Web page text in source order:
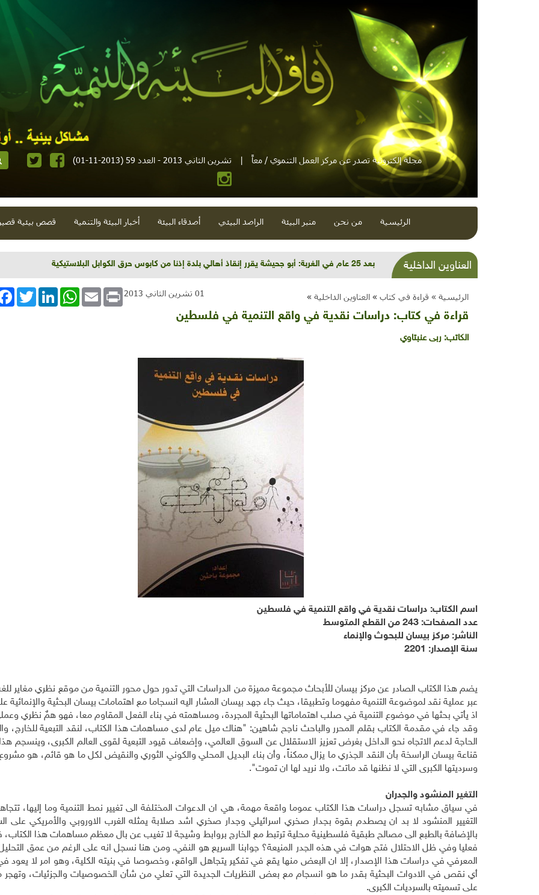
مجلة إلكترونية تصدر عن مركز العمل التنموي / معاً | تشرين الثاني 2013 - العدد 59 (2013-11-01)
الرئيسية من نحن منبر البيئة الراصد البيئي أصدقاء البيئة أخبار البيئة والتنمية قصص بيئية
العناوين الداخلية بعد 25 عام في الغربة: أبو جحيشة يقرر إنقاذ أهالي بلدة إذنا من كابوس حرق الكوابل البلاستيكية
الرئيسية » قراءة في كتاب » العناوين الداخلية »
TwitterLinkedInWhatsApp Email Print 01 تشرين الثاني 2013
قراءة في كتاب: دراسات نقدية في واقع التنمية في فلسطين
الكاتب: ربى عنبتاوي
اسم الكتاب: دراسات نقدية في واقع التنمية في فلسطين
عدد الصفحات: 243 من القطع المتوسط
الناشر: مركز بيسان للبحوث والإنماء
سنة الإصدار: 2201
يضم هذا الكتاب الصادر عن مركز بيسان للأبحاث مجموعة مميزة من الدراسات التي تدور حول محور التنمية من موقع نظري مغاير
عبر عملية نقد لموضوعة التنمية مفهوما وتطبيقا، حيث جاء جهد بيسان المشار اليه انسجاما مع اهتمامات بيسان البحثية والإنمائية
اذ يأتي بحثها في موضوع التنمية في صلب اهتماماتها البحثية المجردة، ومساهمته في بناء الفعل المقاوم معا، فهو همٌ نظري
وقد جاء في مقدمة الكتاب بقلم المحرر والباحث ناجح شاهين: "هناك ميل عام لدى مساهمات هذا الكتاب، لنقد التبعية للخارج،
الحاجة لدعم الاتجاه نحو الداخل بغرض تعزيز الاستقلال عن السوق العالمي، وإضعاف قيود التبعية لقوى العالم الكبرى، وينسجم
قناعة بيسان الراسخة بأن النقد الجذري ما يزال ممكناً، وأن بناء البديل المحلي والكوني الثوري والنقيض لكل ما هو قائم، هو مشروع
وسرديتها الكبرى التي لا نظنها قد ماتت، ولا نريد لها ان تموت".
التغير المنشود والجدران
في سياق مشابه تسجل دراسات هذا الكتاب عموما واقعة مهمة، هي ان الدعوات المختلفة الى تغيير نمط التنمية وما إليها،
التغيير المنشود لا بد ان يصطدم بقوة بجدار صخري اسرائيلي وجدار صخري اشد صلابة يمثله الغرب الاوروبي والأمريكي على
بالإضافة بالطبع الى مصالح طبقية فلسطينية محلية ترتبط مع الخارج بروابط وشيجة لا تغيب عن بال معظم مساهمات هذا
فعليا وفي ظل الاحتلال فتح هوات في هذه الجدر المنيعة؟ جوابنا السريع هو النفي. ومن هنا نسجل انه على الرغم من عمق
المعرفي في دراسات هذا الإصدار، إلا ان البعض منها يقع في تفكير يتجاهل الواقع، وخصوصا في بنيته الكلية، وهو امر لا يعود
أي نقص في الادوات البحثية بقدر ما هو انسجام مع بعض النظريات الجديدة التي تعلي من شأن الخصوصيات والجزئيات،
على تسميته بالسرديات الكبرى.